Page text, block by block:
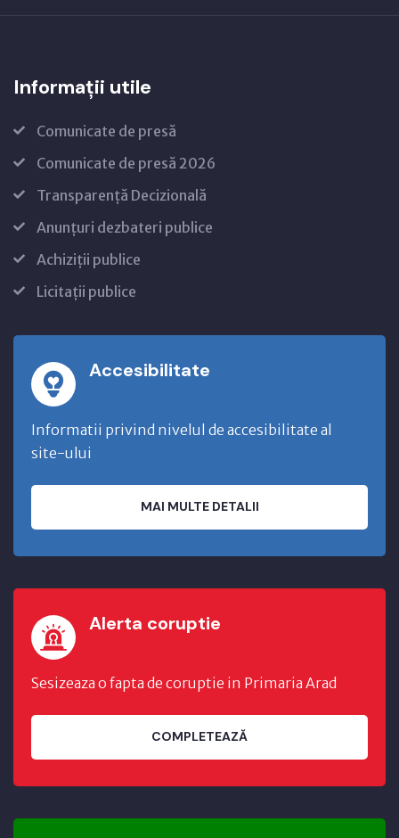
Informații utile
Comunicate de presă
Comunicate de presă 2026
Transparență Decizională
Anunțuri dezbateri publice
Achiziții publice
Licitații publice
Accesibilitate
Informatii privind nivelul de accesibilitate al
site-ului
MAI MULTE DETALII
Alerta coruptie
Sesizeaza o fapta de coruptie in Primaria Arad
COMPLETEAZĂ